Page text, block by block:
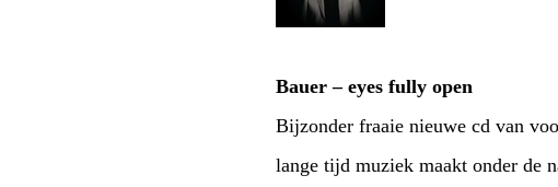
Bauer – eyes fully open
Bijzonder fraaie nieuwe cd van
lange tijd muziek maakt onder de